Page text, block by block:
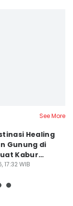
See More
Healing
Gunung di
Kabur
Rp200
17:32 WIB